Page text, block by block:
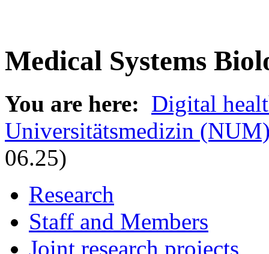
Medical Systems
You are here: Digital
Universitätsmedizin
06.25)
Research
Staff and Members
Joint research projects